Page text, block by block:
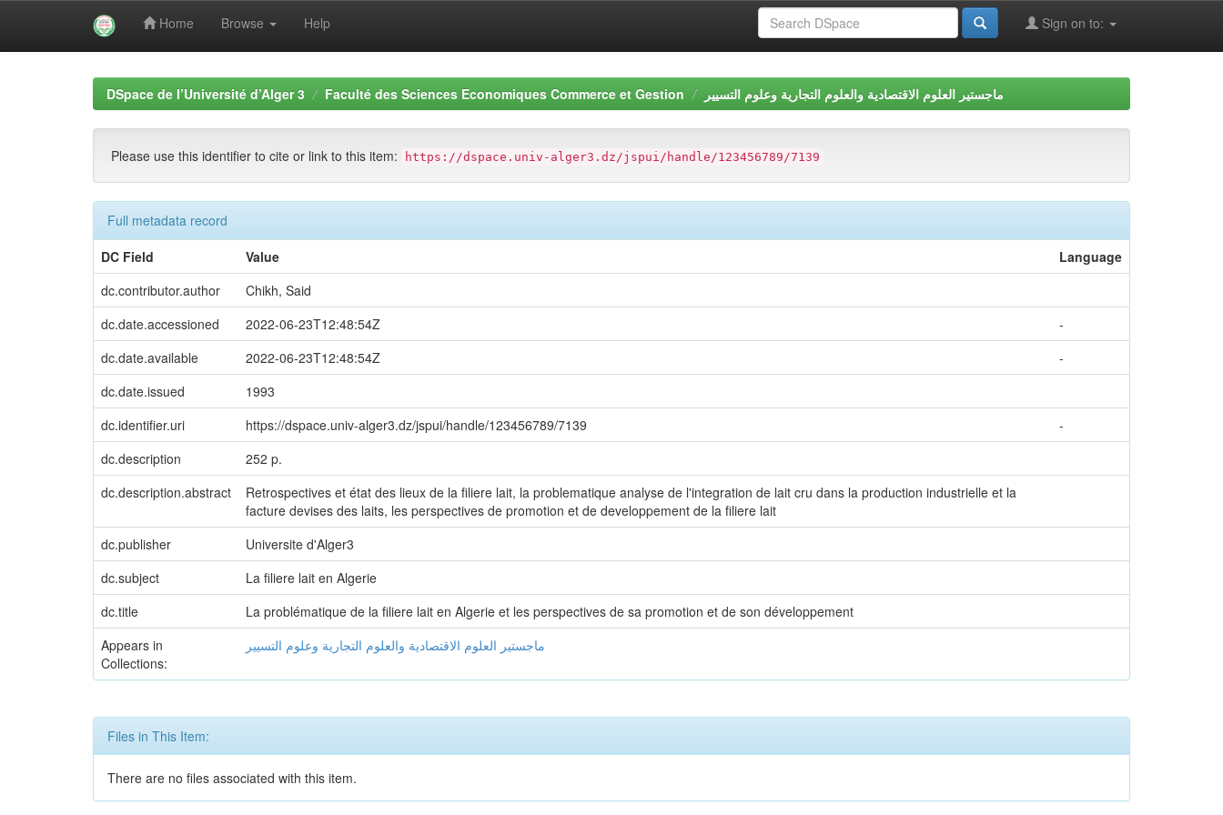
Home Browse Help Sign on to:
DSpace de l’Université d’Alger 3 Faculté des Sciences Economiques Commerce et Gestion ماجستير العلوم الاقتصادية والعلوم التجارية وعلوم التسيير
Please use this identifier to cite or link to this item: https://dspace.univ-alger3.dz/jspui/handle/123456789/7139
Full metadata record
DC Field
Value
Language
dc.contributor.author
Chikh, Said
dc.date.accessioned
2022-06-23T12:48:54Z
-
dc.date.available
2022-06-23T12:48:54Z
-
dc.date.issued
1993
dc.identifier.uri
https://dspace.univ-alger3.dz/jspui/handle/123456789/7139
-
dc.description
252 p.
dc.description.abstract
Retrospectives et état des lieux de la filiere lait, la problematique analyse de l'integration de lait cru dans la production industrielle et la
facture devises des laits, les perspectives de promotion et de developpement de la filiere lait
dc.publisher
Universite d'Alger3
dc.subject
La filiere lait en Algerie
dc.title
La problématique de la filiere lait en Algerie et les perspectives de sa promotion et de son développement
Appears in
Collections:
ماجستير العلوم الاقتصادية والعلوم التجارية وعلوم التسيير
Files in This Item:
There are no files associated with this item.